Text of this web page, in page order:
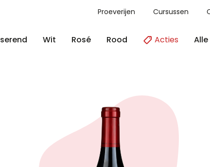
Proeverijen Cursussen
Wit Rosé Rood Acties